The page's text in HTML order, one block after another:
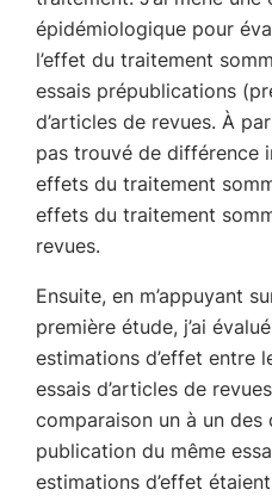
épidémiologique pour
l’effet du traitement
essais prépublications
d’articles de revues. À
pas trouvé de différence
effets du traitement
effets du traitement
revues.
Ensuite, en m’appuyant
première étude, j’ai
estimations d’effet entre
essais d’articles de
comparaison un à un
publication du même
estimations d’effet